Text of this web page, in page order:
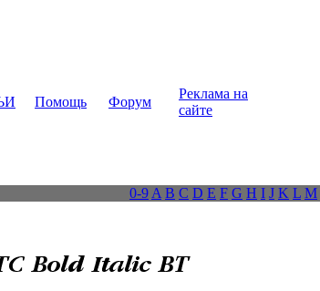
Помощь Форум
Реклама на
сайте
0-9 A B C D E F G H I J K L M